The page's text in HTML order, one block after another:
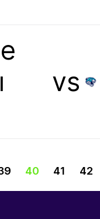
vs
40 41 42